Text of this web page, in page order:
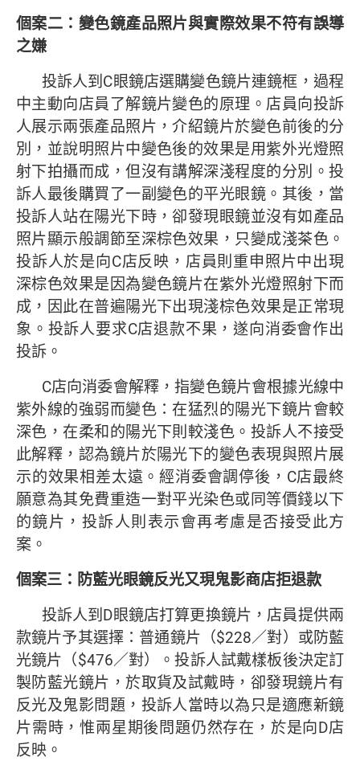
個案二：變色鏡產品照片與實際效果不符有誤導
之嫌
投訴人到C眼鏡店選購變色鏡片連鏡框，過程
中主動向店員了解鏡片變色的原理。店員向投訴
人展示兩張產品照片，介紹鏡片於變色前後的分
別，並說明照片中變色後的效果是用紫外光燈照
射下拍攝而成，但沒有講解深淺程度的分別。投
訴人最後購買了一副變色的平光眼鏡。其後，當
投訴人站在陽光下時，卻發現眼鏡並沒有如產品
照片顯示般調節至深棕色效果，只變成淺茶色。
投訴人於是向C店反映，店員則重申照片中出現
深棕色效果是因為變色鏡片在紫外光燈照射下而
成，因此在普遍陽光下出現淺棕色效果是正常現
象。投訴人要求C店退款不果，遂向消委會作出
投訴。
C店向消委會解釋，指變色鏡片會根據光線中
紫外線的強弱而變色：在猛烈的陽光下鏡片會較
深色，在柔和的陽光下則較淺色。投訴人不接受
此解釋，認為鏡片於陽光下的變色表現與照片展
示的效果相差太遠。經消委會調停後，C店最終
願意為其免費重造一對平光染色或同等價錢以下
的鏡片，投訴人則表示會再考慮是否接受此方
案。
個案三：防藍光眼鏡反光又現鬼影商店拒退款
投訴人到D眼鏡店打算更換鏡片，店員提供兩
款鏡片予其選擇：普通鏡片（$228／對）或防藍
光鏡片（$476／對）。投訴人試戴樣板後決定訂
製防藍光鏡片，於取貨及試戴時，卻發現鏡片有
反光及鬼影問題，投訴人當時以為只是適應新鏡
片需時，惟兩星期後問題仍然存在，於是向D店
反映。